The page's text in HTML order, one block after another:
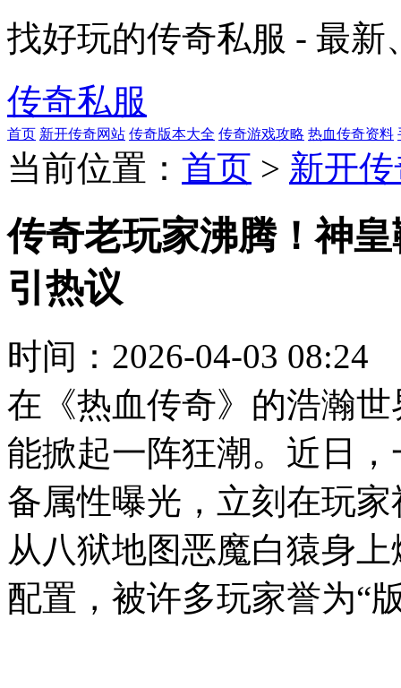
找好玩的传奇私服 - 最
传奇私服
首页 新开传奇网站 传奇版本大全 传奇游戏攻略 热血传奇资料
当前位置： 首页 > 新开
传奇老玩家沸腾！神
引热议
时间： 2026-04-03 08:24
在《热血传奇》的浩瀚
能掀起一阵狂潮。近日
备属性曝光，立刻在玩
从八狱地图恶魔白猿身
配置，被许多玩家誉为“